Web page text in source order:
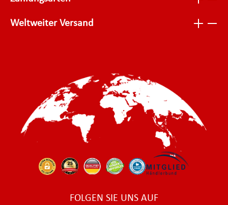
Weltweiter Versand
FOLGEN SIE UNS AUF